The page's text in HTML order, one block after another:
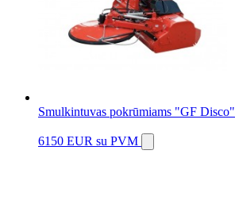
Smulkintuvas pokrūmiams "GF Disco"
6150 EUR su PVM